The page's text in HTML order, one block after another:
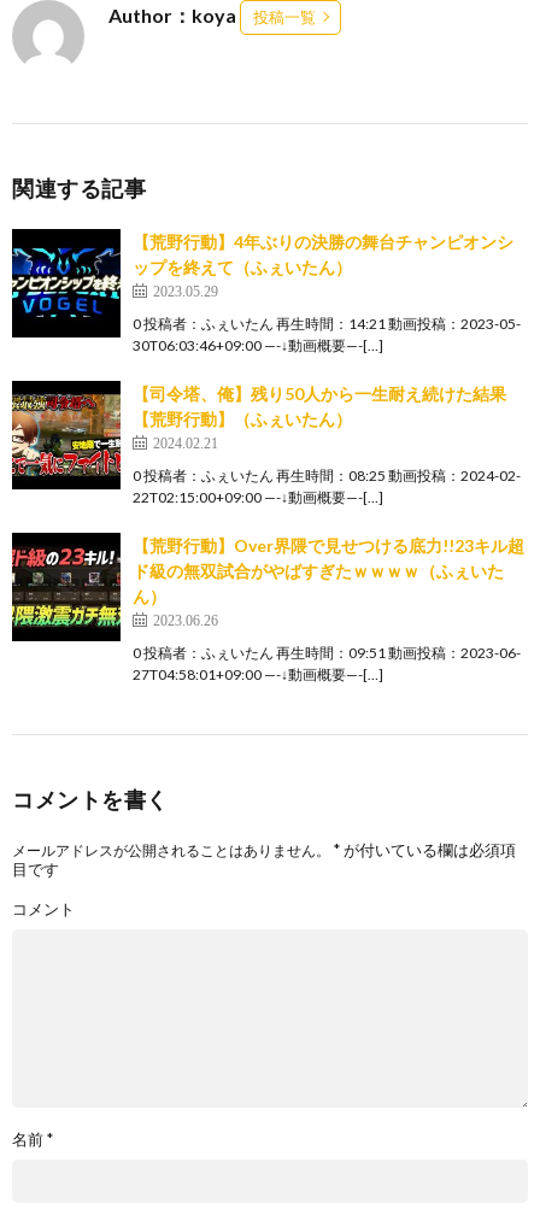
Author：koya 投稿一覧
関連する記事
【荒野行動】4年ぶりの決勝の舞台チャンピオンシ
ップを終えて（ふぇいたん）
2023.05.29
0 投稿者：ふぇいたん 再生時間：14:21 動画投稿：2023-05-
30T06:03:46+09:00 —-↓動画概要—-[…]
【司令塔、俺】残り50人から一生耐え続けた結果
【荒野行動】（ふぇいたん）
2024.02.21
0 投稿者：ふぇいたん 再生時間：08:25 動画投稿：2024-02-
22T02:15:00+09:00 —-↓動画概要—-[…]
【荒野行動】Over界隈で見せつける底力!!23キル超
ド級の無双試合がやばすぎたｗｗｗｗ（ふぇいた
ん）
2023.06.26
0 投稿者：ふぇいたん 再生時間：09:51 動画投稿：2023-06-
27T04:58:01+09:00 —-↓動画概要—-[…]
コメントを書く
メールアドレスが公開されることはありません。 *が付いている欄は必須項
目です
コメント
名前*